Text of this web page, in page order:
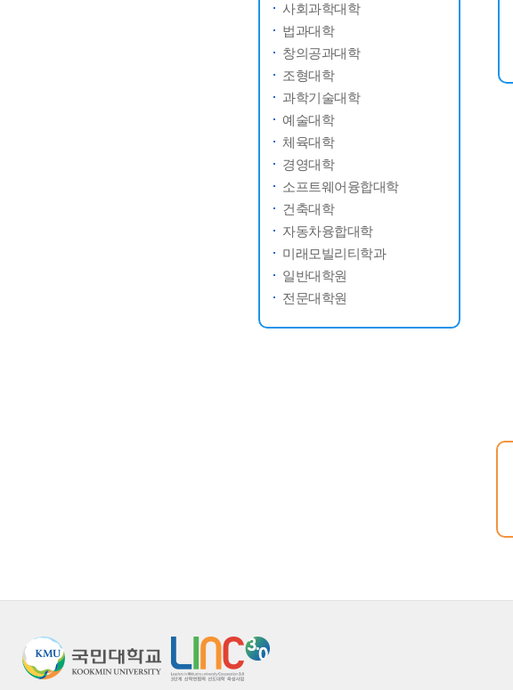
사회과학대학
법과대학
창의공과대학
조형대학
과학기술대학
예술대학
체육대학
경영대학
소프트웨어융합대학
건축대학
자동차융합대학
미래모빌리티학과
일반대학원
전문대학원